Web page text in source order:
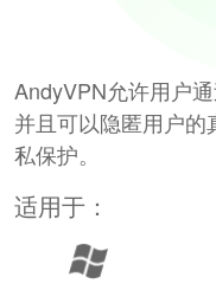
AndyVPN允许用户
并且可以隐匿用户
私保护。
适用于：